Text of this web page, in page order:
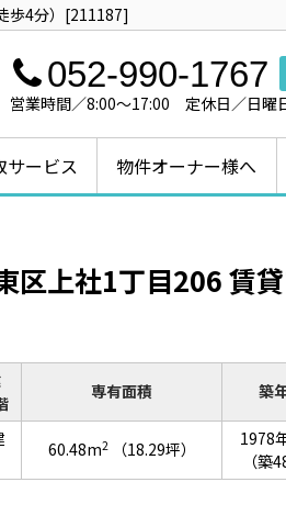
歩4分）[211187]
052-990-1767
営業時間／8:00～17:00 定休日／日曜
サービス 物件オーナー様へ
区上社1丁目206 賃
専有面積 築
60.48m2 （18.29坪）
1978
（築